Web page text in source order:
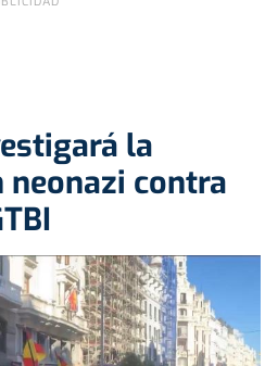
la
contra